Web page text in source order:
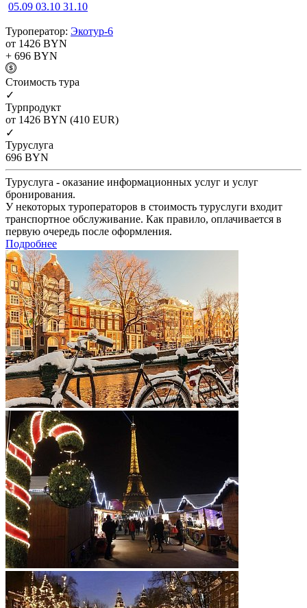
05.09 03.10 31.10
Туроператор: Экотур-6
от 1426 BYN
+ 696 BYN
Cтоимость тура
✓
Турпродукт
от 1426 BYN (410 EUR)
✓
Туруслуга
696 BYN
Туруслуга - оказание информационных услуг и услуг
бронирования.
У некоторых туроператоров в стоимость туруслуги входит
транспортное обслуживание. Как правило, оплачивается в
первую очередь после оформления.
Подробнее